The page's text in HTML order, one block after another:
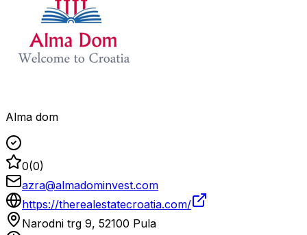
Alma dom
0(0)
azra@almadominvest.com
https://therealestatecroatia.com/
Narodni trg 9, 52100 Pula